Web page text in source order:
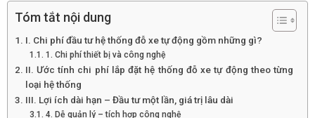
Tóm tắt nội dung
I. Chi phí đầu tư hệ thống đỗ xe tự động gồm những gì?
1. Chi phí thiết bị và công nghệ
II. Ước tính chi phí lắp đặt hệ thống đỗ xe tự động theo từng
loại hệ thống
III. Lợi ích dài hạn – Đầu tư một lần, giá trị lâu dài
4. Dễ quản lý – tích hợp công nghệ